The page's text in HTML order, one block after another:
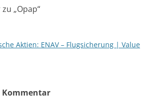
„Opap“
Aktien: ENAV – Flugsicherung | Value
Kommentar